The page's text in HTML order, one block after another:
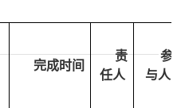
完成时间
责
任人
参
与人